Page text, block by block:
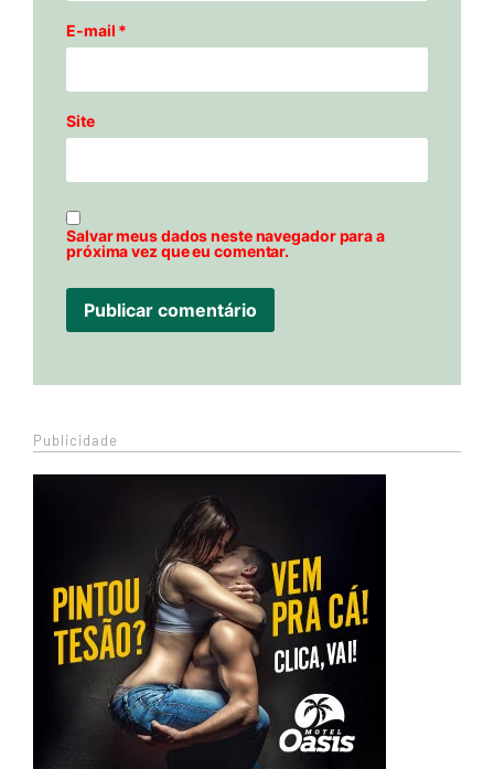
E-mail *
Site
Salvar meus dados neste navegador para a
próxima vez que eu comentar.
Publicidade